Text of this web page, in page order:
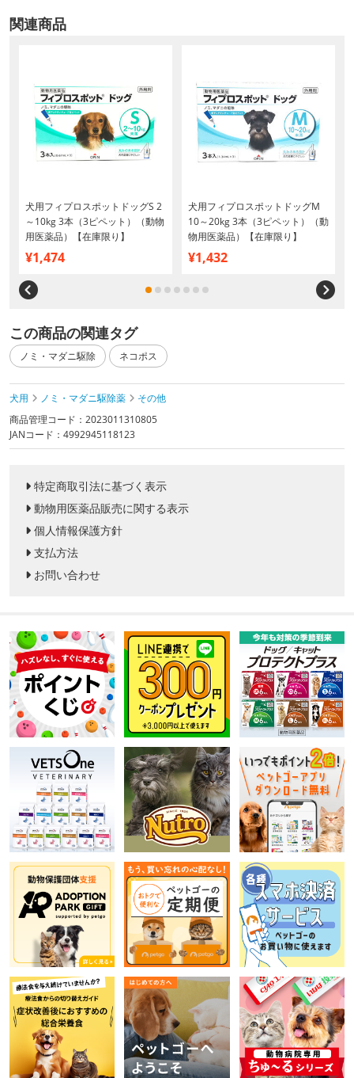
関連商品
犬用フィプロスポットドッグS 2
～10kg 3本（3ピペット）（動物
用医薬品）【在庫限り】
¥1,474
犬用フィプロスポットドッグM
10～20kg 3本（3ピペット）（動
物用医薬品）【在庫限り】
¥1,432
この商品の関連タグ
ノミ・マダニ駆除 ネコポス
犬用 ノミ・マダニ駆除薬
その他
商品管理コード：2023011310805
JANコード：4992945118123
特定商取引法に基づく表示
動物用医薬品販売に関する表示
個人情報保護方針
支払方法
お問い合わせ